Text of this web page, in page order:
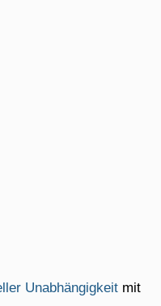
Unabhängigkeit mit